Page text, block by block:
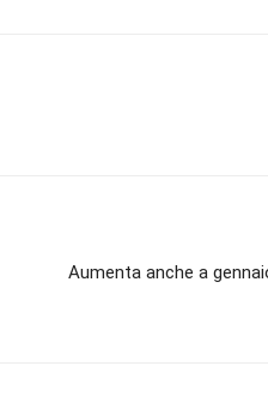
Aumenta anche a